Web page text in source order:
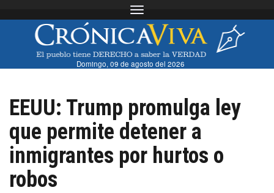
Toggle navigation
Domingo, 09 de agosto del 2026
EEUU: Trump promulga ley
que permite detener a
inmigrantes por hurtos o
robos